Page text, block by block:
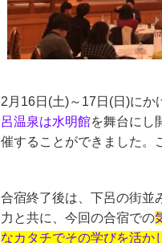
2月16日(土)～17日(日)にか
呂温泉は水明館を舞台にし
催することができました。
合宿終了後は、下呂の街並
力と共に、今回の合宿での
なカタチでその学びを活か